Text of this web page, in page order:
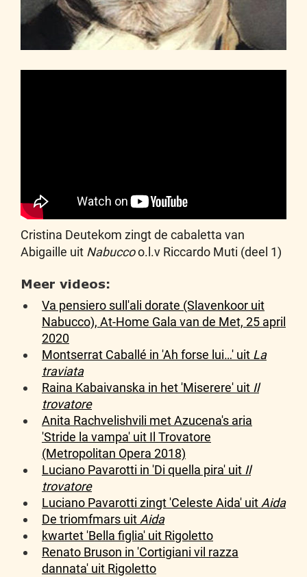
Cristina Deutekom zingt de cabaletta van
Abigaille uit Nabuccoo.l.v Riccardo Muti (deel 1)
Meer videos:
Va pensiero sull'ali dorate (Slavenkoor uit
Nabucco), At-Home Gala van de Met, 25 april
2020
Montserrat Caballé in 'Ah forse lui…' uit La
traviata
Raina Kabaivanska in het 'Miserere' uit Il
trovatore
Anita Rachvelishvili met Azucena's aria
'Stride la vampa' uit Il Trovatore
(Metropolitan Opera 2018)
Luciano Pavarotti in 'Di quella pira' uit Il
trovatore
Luciano Pavarotti zingt 'Celeste Aida' uitAida
De triomfmars uitAida
kwartet 'Bella figlia' uit Rigoletto
Renato Bruson in 'Cortigiani vil razza
dannata' uit Rigoletto